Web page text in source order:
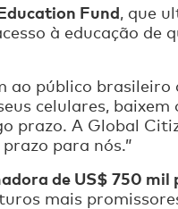
Fund, que
à educação de
ao público brasileiro
celulares,
prazo. A Global
para nós.”
de US$ 750 mil
mais